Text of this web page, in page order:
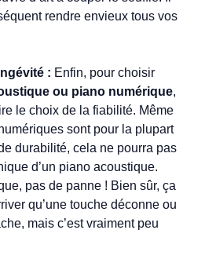
rendre envieux tous vos
: Enfin, pour choisir
ou piano numérique,
le choix de la fiabilité. Même
sont pour la plupart
durabilité, cela ne pourra pas
d’un piano acoustique.
pas de panne ! Bien sûr, ça
qu’une touche déconne ou
mais c’est vraiment peu